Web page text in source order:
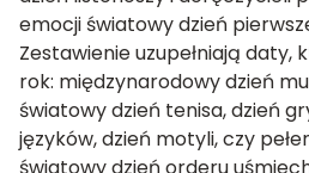
emocji światowy dzień
Zestawienie uzupełniają daty,
rok: międzynarodowy dzień
światowy dzień tenisa, dzień
języków, dzień motyli, czy